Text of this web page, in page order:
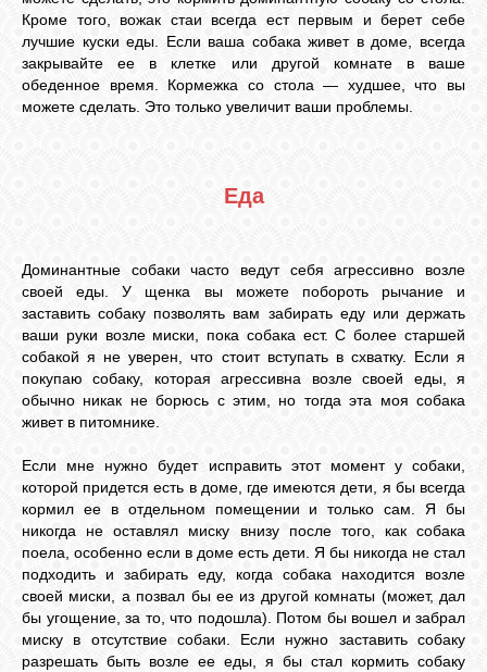
Кроме того, вожак стаи всегда ест первым и берет себе
лучшие куски еды. Если ваша собака живет в доме, всегда
закрывайте ее в клетке или другой комнате в ваше
обеденное время. Кормежка со стола — худшее, что вы
можете сделать. Это только увеличит ваши проблемы.
Еда
Доминантные собаки часто ведут себя агрессивно возле
своей еды. У щенка вы можете побороть рычание и
заставить собаку позволять вам забирать еду или держать
ваши руки возле миски, пока собака ест. С более старшей
собакой я не уверен, что стоит вступать в схватку. Если я
покупаю собаку, которая агрессивна возле своей еды, я
обычно никак не борюсь с этим, но тогда эта моя собака
живет в питомнике.
Если мне нужно будет исправить этот момент у собаки,
которой придется есть в доме, где имеются дети, я бы всегда
кормил ее в отдельном помещении и только сам. Я бы
никогда не оставлял миску внизу после того, как собака
поела, особенно если в доме есть дети. Я бы никогда не стал
подходить и забирать еду, когда собака находится возле
своей миски, а позвал бы ее из другой комнаты (может, дал
бы угощение, за то, что подошла). Потом бы вошел и забрал
миску в отсутствие собаки. Если нужно заставить собаку
разрешать быть возле ее еды, я бы стал кормить собаку